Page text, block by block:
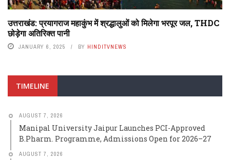
उत्तराखंड: प्रयागराज महाकुंभ में श्रद्धालुओं को मिलेगा भरपूर जल, THDC
छोड़ेगा अतिरिक्त पानी
JANUARY 6, 2025 BY HINDITVNEWS
TIMELINE
AUGUST 7, 2026
Manipal University Jaipur Launches PCI-Approved
B.Pharm. Programme, Admissions Open for 2026–27
AUGUST 7, 2026